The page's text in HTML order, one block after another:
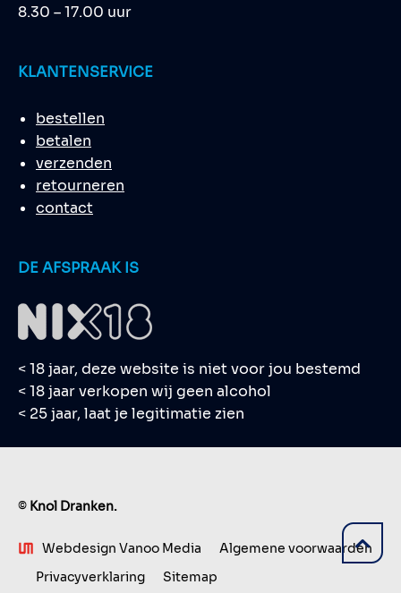
8.30 – 17.00 uur
KLANTENSERVICE
bestellen
betalen
verzenden
retourneren
contact
DE AFSPRAAK IS
< 18 jaar, deze website is niet voor jou bestemd
< 18 jaar verkopen wij geen alcohol
< 25 jaar, laat je legitimatie zien
© Knol Dranken.
Webdesign Vanoo Media
Algemene voorwaarden
Privacyverklaring
Sitemap